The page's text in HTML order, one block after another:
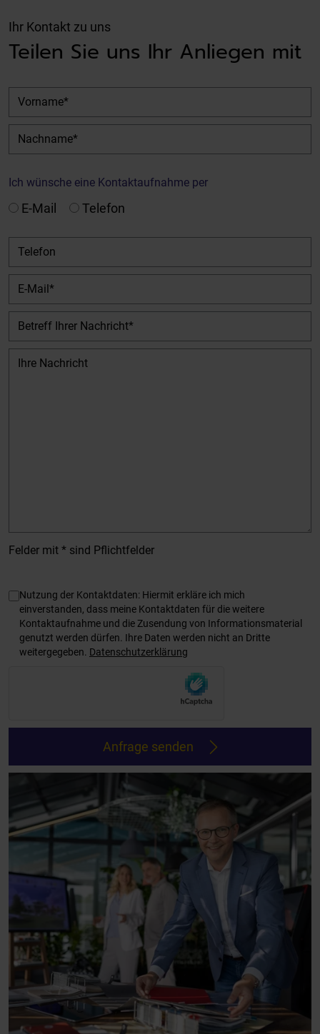
Ihr Kontakt zu uns
Teilen Sie uns Ihr Anliegen mit
Vorname
Nachname
Ich wünsche eine Kontaktaufnahme per
E-Mail Telefon
Telefon
E-Mail
Betreff Ihrer Nachricht
Ihre Nachricht
Felder mit * sind Pflichtfelder
Nutzung der Kontaktdaten: Hiermit erkläre ich mich
einverstanden, dass meine Kontaktdaten für die weitere
Kontaktaufnahme und die Zusendung von Informationsmaterial
genutzt werden dürfen. Ihre Daten werden nicht an Dritte
weitergegeben. Datenschutzerklärung
Anfrage senden